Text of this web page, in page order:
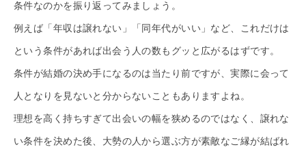
条件なのかを振り返ってみましょう。
例えば「年収は譲れない」「同年代がいい」など、これだけは
という条件があれば出会う人の数もグッと広がるはずです。
条件が結婚の決め手になるのは当たり前ですが、実際に会って
人となりを見ないと分からないこともありますよね。
理想を高く持ちすぎて出会いの幅を狭めるのではなく、譲れな
い条件を決めた後、大勢の人から選ぶ方が素敵なご縁が結ばれ